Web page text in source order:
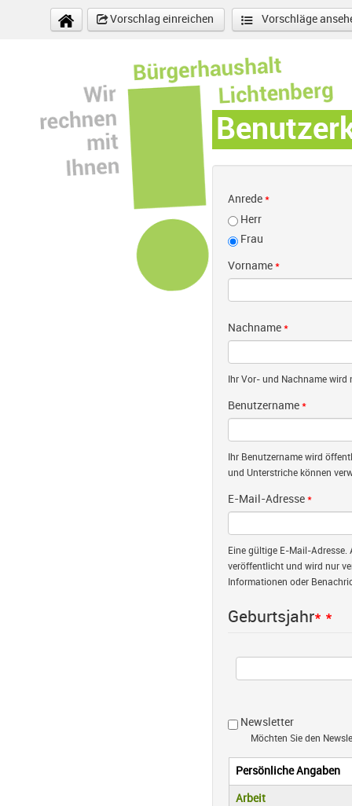
Direkt zum Inhalt
Vorschlag einreichen
Vorschläge
Anrede *
Herr
Frau
Vorname *
Nachname *
Ihr Vor- und Nachname
Benutzername *
Ihr Benutzername wird
und Unterstriche können
E-Mail-Adresse *
Eine gültige E-Mail-Adresse.
veröffentlicht und wird nur
Informationen oder
Geburtsjahr* *
Newsletter
Möchten Sie den
Vertikale
Persönliche Angaben
(aktiver Reiter)
Arbeit